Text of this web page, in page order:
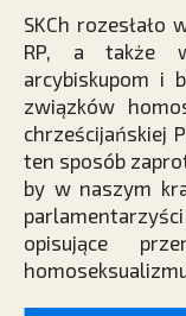
SKCh
RP, a także
arcybiskupom i
związków
chrześcijańskiej
ten sposób
by w naszym
opisujące